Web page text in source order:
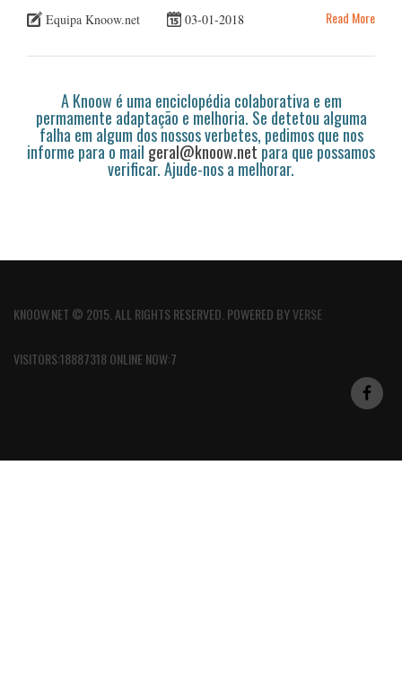
Equipa Knoow.net
03-01-2018 Read More
A Knoow é uma enciclopédia colaborativa e em
permamente adaptação e melhoria. Se detetou alguma
falha em algum dos nossos verbetes, pedimos que nos
informe para o mail geral@knoow.netpara que possamos
verificar. Ajude-nos a melhorar.
KNOOW.NET © 2015. ALL RIGHTS RESERVED. POWERED BYVERSE
VISITORS:18887318 ONLINE NOW:7